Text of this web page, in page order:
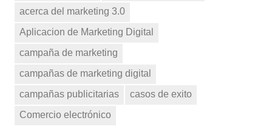
acerca del marketing 3.0
Aplicacion de Marketing Digital
campaña de marketing
campañas de marketing digital
campañas publicitarias
casos de exito
Comercio electrónico